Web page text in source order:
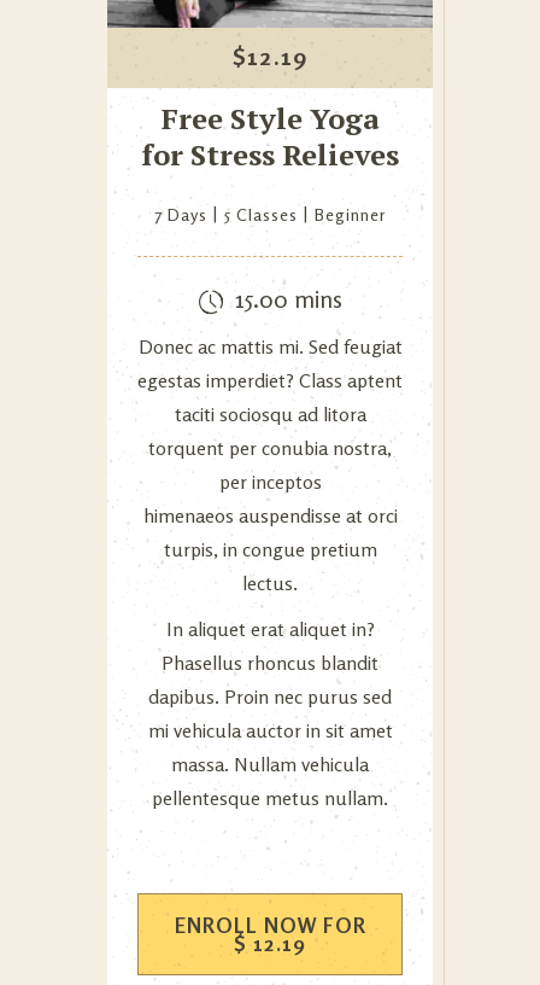
$12.19
Free Style Yoga
for Stress Relieves
7 Days 5 Classes Beginner
15.00 mins
Donec ac mattis mi. Sed feugiat
egestas imperdiet? Class aptent
taciti sociosqu ad litora
torquent per conubia nostra,
per inceptos
himenaeos auspendisse at orci
turpis, in congue pretium
lectus.
In aliquet erat aliquet in?
Phasellus rhoncus blandit
dapibus. Proin nec purus sed
mi vehicula auctor in sit amet
massa. Nullam vehicula
pellentesque metus nullam.
ENROLL NOW FOR
$ 12.19